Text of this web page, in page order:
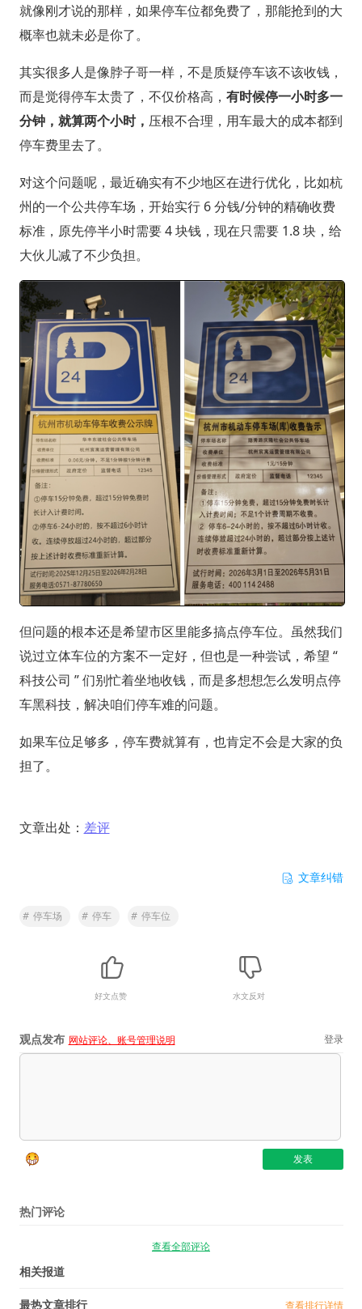
就像刚才说的那样，如果停车位都免费了，那能抢到的大
概率也就未必是你了。
其实很多人是像脖子哥一样，不是质疑停车该不该收钱，
而是觉得停车太贵了，不仅价格高， 有时候停一小时多一
分钟，就算两个小时， 压根不合理，用车最大的成本都到
停车费里去了。
对这个问题呢，最近确实有不少地区在进行优化，比如杭
州的一个公共停车场，开始实行 6 分钱/分钟的精确收费
标准，原先停半小时需要 4 块钱，现在只需要 1.8 块，给
大伙儿减了不少负担。
但问题的根本还是希望市区里能多搞点停车位。虽然我们
说过立体车位的方案不一定好，但也是一种尝试，希望 “
科技公司 ” 们别忙着坐地收钱，而是多想想怎么发明点停
车黑科技，解决咱们停车难的问题。
如果车位足够多，停车费就算有，也肯定不会是大家的负
担了。
文章出处： 差评
文章纠错
# 停车场 # 停车 # 停车位
好文点赞 水文反对
观点发布 网站评论、账号管理说明 登录
热门评论
查看全部评论
相关报道
最热文章排行 查看排行详情